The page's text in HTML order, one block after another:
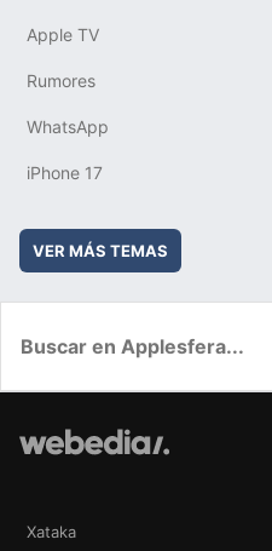
Apple TV
Rumores
WhatsApp
iPhone 17
VER MÁS TEMAS
Xataka